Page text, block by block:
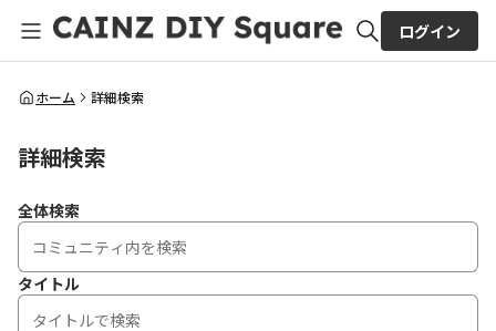
全体検索
ログイン
ホーム 詳細検索
詳細検索
全体検索
タイトル